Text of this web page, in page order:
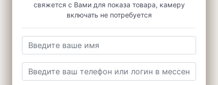
свяжется с Вами для показа товара, камеру
включать не потребуется